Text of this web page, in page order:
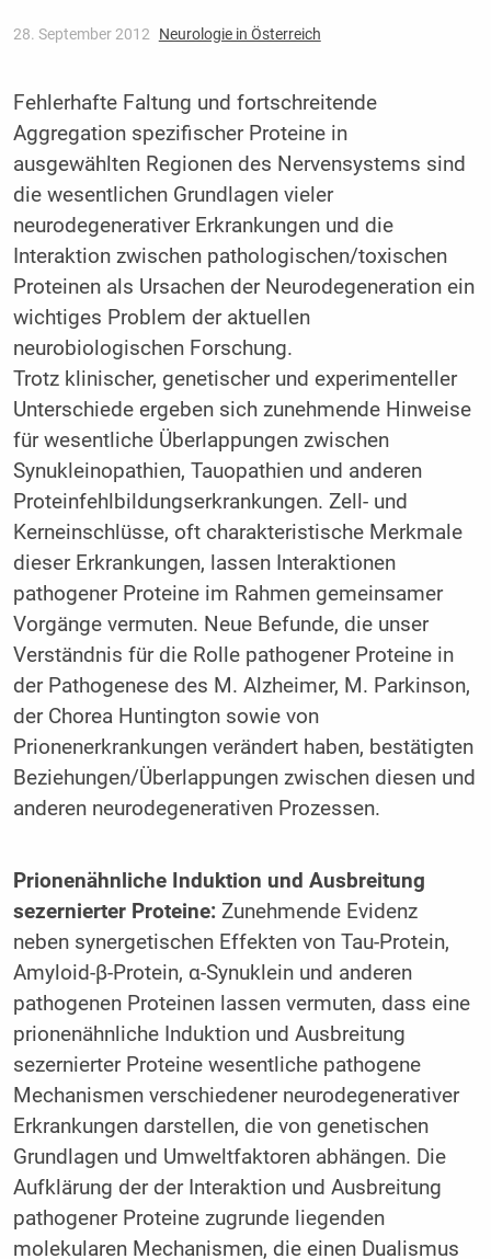
28. September 2012 Neurologie in Österreich
Fehlerhafte Faltung und fortschreitende
Aggregation spezifischer Proteine in
ausgewählten Regionen des Nervensystems sind
die wesentlichen Grundlagen vieler
neurodegenerativer Erkrankungen und die
Interaktion zwischen pathologischen/toxischen
Proteinen als Ursachen der Neurodegeneration ein
wichtiges Problem der aktuellen
neurobiologischen Forschung.
Trotz klinischer, genetischer und experimenteller
Unterschiede ergeben sich zunehmende Hinweise
für wesentliche Überlappungen zwischen
Synukleinopathien, Tauopathien und anderen
Proteinfehlbildungserkrankungen. Zell- und
Kerneinschlüsse, oft charakteristische Merkmale
dieser Erkrankungen, lassen Interaktionen
pathogener Proteine im Rahmen gemeinsamer
Vorgänge vermuten. Neue Befunde, die unser
Verständnis für die Rolle pathogener Proteine in
der Pathogenese des M. Alzheimer, M. Parkinson,
der Chorea Huntington sowie von
Prionenerkrankungen verändert haben, bestätigten
Beziehungen/Überlappungen zwischen diesen und
anderen neurodegenerativen Prozessen.
Prionenähnliche Induktion und Ausbreitung
sezernierter Proteine:Zunehmende Evidenz
neben synergetischen Effekten von Tau-Protein,
Amyloid-β-Protein, α-Synuklein und anderen
pathogenen Proteinen lassen vermuten, dass eine
prionenähnliche Induktion und Ausbreitung
sezernierter Proteine wesentliche pathogene
Mechanismen verschiedener neurodegenerativer
Erkrankungen darstellen, die von genetischen
Grundlagen und Umweltfaktoren abhängen. Die
Aufklärung der der Interaktion und Ausbreitung
pathogener Proteine zugrunde liegenden
molekularen Mechanismen, die einen Dualismus